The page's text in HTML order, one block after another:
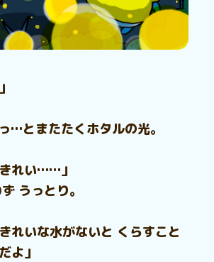
…とまたたくホタルの光。
れい……」
うっとり。
れいな水がないと くらすこと
よ」